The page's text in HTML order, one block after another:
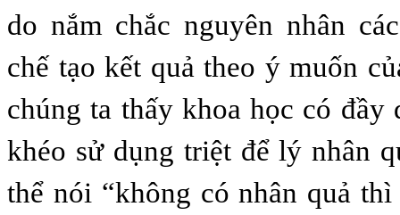
do nắm chắc nguyên nhân
chế tạo kết quả theo ý muốn
chúng ta thấy khoa học có đầy
khéo sử dụng triệt để lý nhân
thể nói “không có nhân quả